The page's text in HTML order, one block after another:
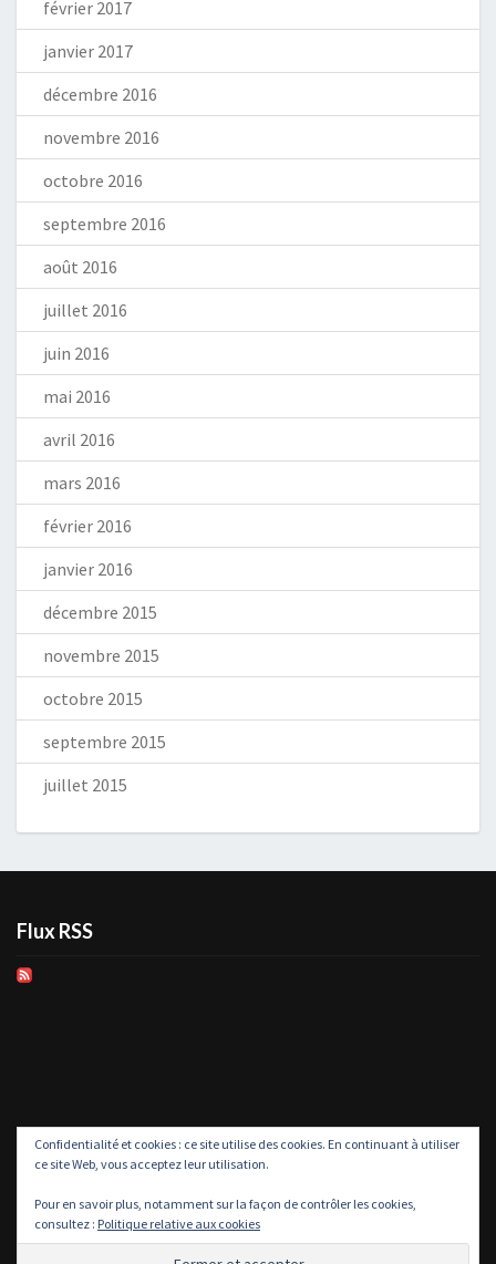
février 2017
janvier 2017
décembre 2016
novembre 2016
octobre 2016
septembre 2016
août 2016
juillet 2016
juin 2016
mai 2016
avril 2016
mars 2016
février 2016
janvier 2016
décembre 2015
novembre 2015
octobre 2015
septembre 2015
juillet 2015
Flux RSS
Confidentialité et cookies : ce site utilise des cookies. En continuant à utiliser
ce site Web, vous acceptez leur utilisation.
Pour en savoir plus, notamment sur la façon de contrôler les cookies,
consultez : Politique relative aux cookies